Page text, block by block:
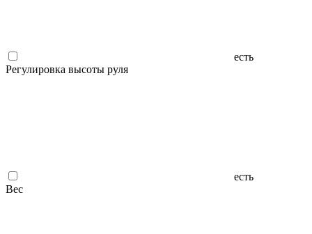
есть
Регулировка высоты руля
есть
Вес